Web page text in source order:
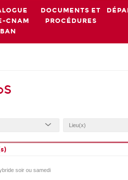
CNAM
DOCUMENTS ET
PROCÉDURES
soir ou samedi